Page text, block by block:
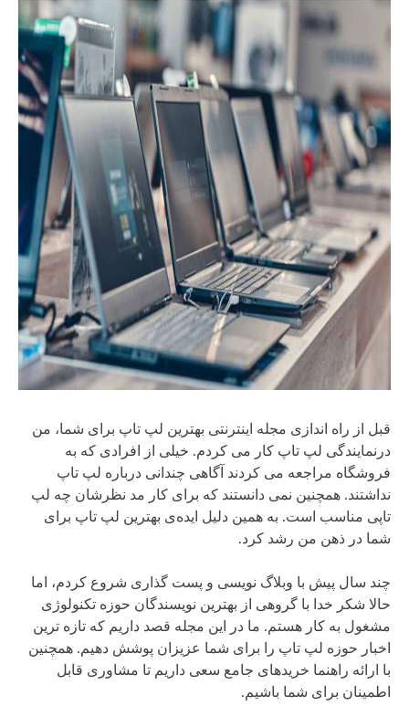
قبل از راه اندازی مجله اینترنتی بهترین لپ تاپ برای شما، من
درنمایندگی لپ تاپ کار می کردم. خیلی از افرادی که به
فروشگاه مراجعه می کردند آگاهی چندانی درباره لپ تاپ
نداشتند. همچنین نمی دانستند که برای کار مد نظرشان چه لپ
تاپی مناسب است. به همین دلیل ایده‌ی بهترین لپ تاپ برای
شما در ذهن من رشد کرد.
چند سال پیش با وبلاگ نویسی و پست گذاری شروع کردم، اما
حالا شکر خدا با گروهی از بهترین نویسندگان حوزه تکنولوژی
مشغول به کار هستم. ما در این مجله قصد داریم که تازه ترین
اخبار حوزه لپ تاپ را برای شما عزیزان پوشش دهیم. همچنین
با ارائه راهنما خریدهای جامع سعی داریم تا مشاوری قابل
اطمینان برای شما باشیم.